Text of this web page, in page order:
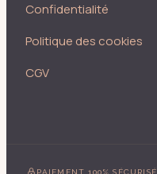
Confidentialité
Politique des cookies
CGV
PAIEMENT 100% SÉCURISÉ